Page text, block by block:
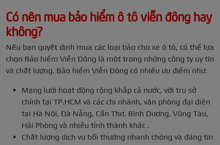
Có nên mua bảo hiểm ô tô viễn đông hay
không?
Nếu bạn quyết định mua các loại bảo cho xe ô tô, có thể lựa
chọn Bảo hiểm Viễn Đông là một trong những công ty uy tín
và chất lượng. Bảo hiểm Viễn Đông có nhiều ưu điểm như:
Mạng lưới hoạt động rộng khắp cả nước, với trụ sở
chính tại TP.HCM và các chi nhánh, văn phòng đại diện
tại Hà Nội, Đà Nẵng, Cần Thơ, Bình Dương, Vũng Tàu,
Hải Phòng và nhiều tỉnh thành khác .
Chất lượng dịch vụ bồi thường nhanh chóng và đáng tin